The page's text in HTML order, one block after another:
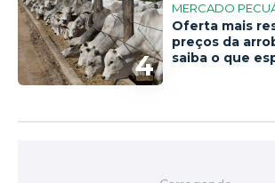
4
MERCADO
Oferta mais
preços da
saiba o que